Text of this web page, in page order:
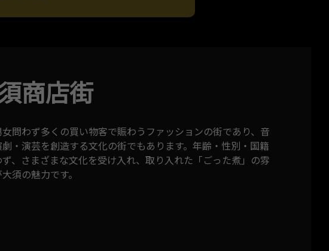
商店街
問わず多くの買い物客で賑わうファッションの街であり、音
・演芸を創造する文化の街でもあります。年齢・性別・国籍
ず、さまざまな文化を受け入れ、取り入れた「ごった煮」の雰
須の魅力です。